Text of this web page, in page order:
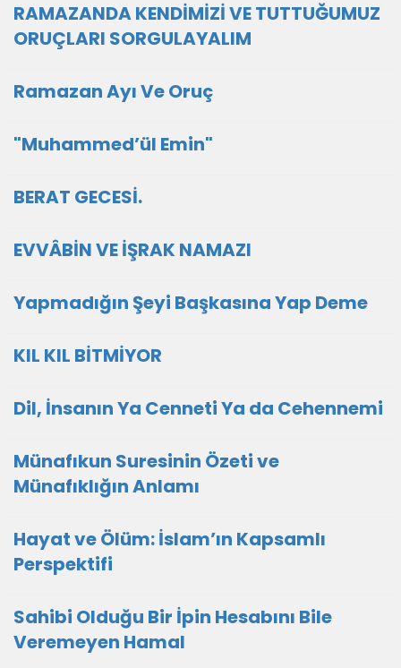
RAMAZANDA KENDİMİZİ VE TUTTUĞUMUZ
ORUÇLARI SORGULAYALIM
Ramazan Ayı Ve Oruç
"Muhammed’ül Emin"
BERAT GECESİ.
EVVÂBİN VE İŞRAK NAMAZI
Yapmadığın Şeyi Başkasına Yap Deme
KIL KIL BİTMİYOR
Dil, İnsanın Ya Cenneti Ya da Cehennemi
Münafıkun Suresinin Özeti ve
Münafıklığın Anlamı
Hayat ve Ölüm: İslam’ın Kapsamlı
Perspektifi
Sahibi Olduğu Bir İpin Hesabını Bile
Veremeyen Hamal